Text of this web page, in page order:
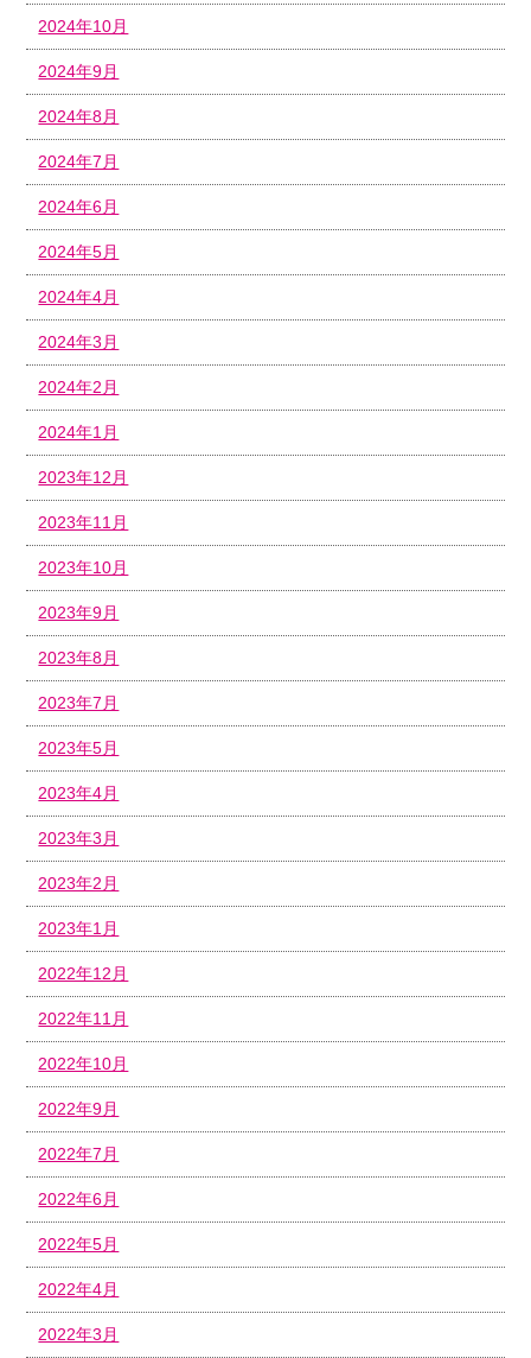
2024年10月
2024年9月
2024年8月
2024年7月
2024年6月
2024年5月
2024年4月
2024年3月
2024年2月
2024年1月
2023年12月
2023年11月
2023年10月
2023年9月
2023年8月
2023年7月
2023年5月
2023年4月
2023年3月
2023年2月
2023年1月
2022年12月
2022年11月
2022年10月
2022年9月
2022年7月
2022年6月
2022年5月
2022年4月
2022年3月